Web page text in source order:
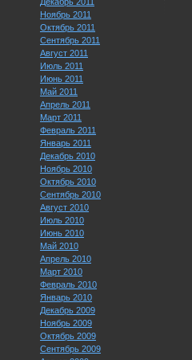
Ноябрь 2011
Октябрь 2011
Сентябрь 2011
Август 2011
Июль 2011
Июнь 2011
Май 2011
Апрель 2011
Март 2011
Февраль 2011
Январь 2011
Декабрь 2010
Ноябрь 2010
Октябрь 2010
Сентябрь 2010
Август 2010
Июль 2010
Июнь 2010
Май 2010
Апрель 2010
Март 2010
Февраль 2010
Январь 2010
Декабрь 2009
Ноябрь 2009
Октябрь 2009
Сентябрь 2009